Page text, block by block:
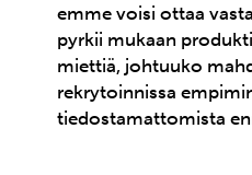
emme voisi ottaa
pyrkii mukaan
miettiä, johtuuko
rekrytoinnissa
tiedostamattomista